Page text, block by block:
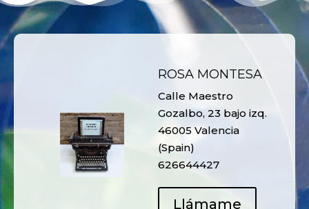
ROSA MONTESA
Calle Maestro
Gozalbo, 23 bajo izq.
46005 Valencia
(Spain)
626644427
Llámame